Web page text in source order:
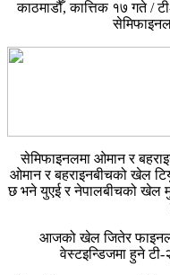
काठमाडौँ, कात्तिक १७ गते /
सेमिफाइनलमा ओमान र
ओमान र बहराइनबीचको खेल
छ भने युएई र नेपालबीचको खेल
आजको खेल जितेर
वेस्टइन्डिजमा हुने